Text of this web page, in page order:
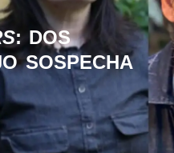
: DOS
SOSPECHA